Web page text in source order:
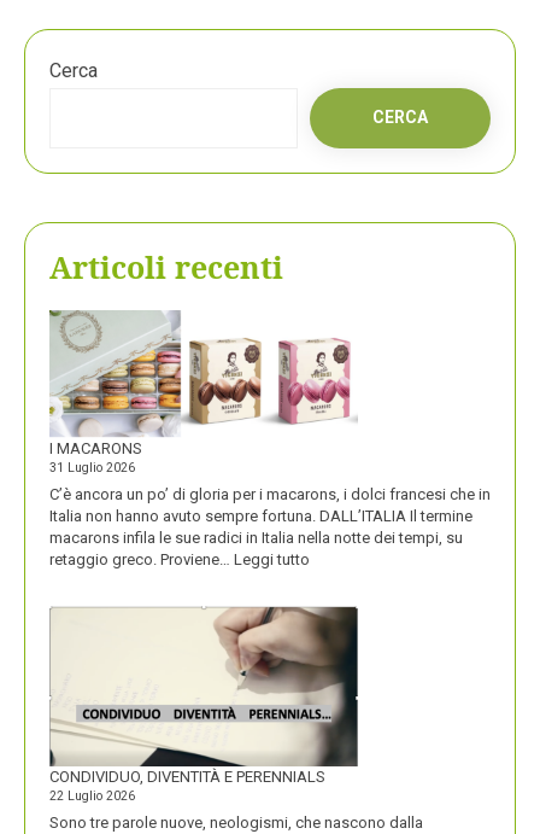
Cerca
CERCA
Articoli recenti
I MACARONS
31 Luglio 2026
C’è ancora un po’ di gloria per i macarons, i dolci francesi che in
Italia non hanno avuto sempre fortuna. DALL’ITALIA Il termine
macarons infila le sue radici in Italia nella notte dei tempi, su
retaggio greco. Proviene… Leggi tutto
MACARONS
CONDIVIDUO, DIVENTITÀ E PERENNIALS
22 Luglio 2026
Sono tre parole nuove, neologismi, che nascono dalla